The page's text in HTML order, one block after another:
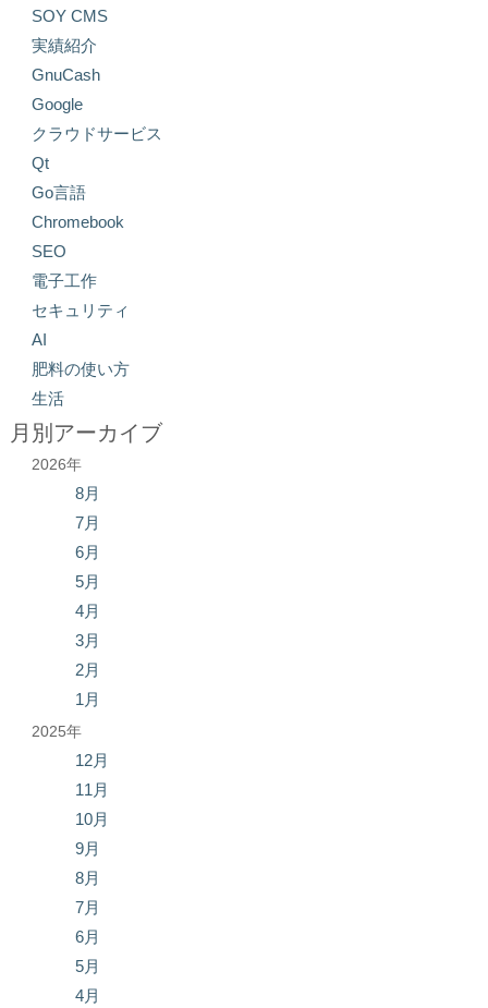
SOY CMS
実績紹介
GnuCash
Google
クラウドサービス
Qt
Go言語
Chromebook
SEO
電子工作
セキュリティ
AI
肥料の使い方
生活
月別アーカイブ
2026年
8月
7月
6月
5月
4月
3月
2月
1月
2025年
12月
11月
10月
9月
8月
7月
6月
5月
4月